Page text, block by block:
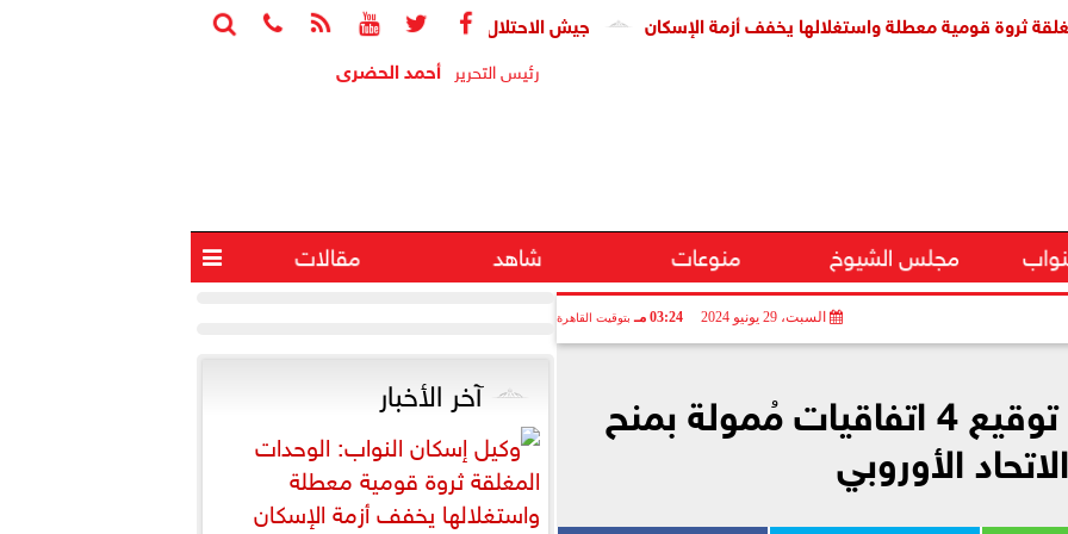





 جيش الاحتلال: مقتل جنديين وإصابة 4 آخرين في انفجار جنوب لبنان قومية معطلة واستغلالها يخفف أزمة الإسكان
رئيس التحرير أحمد الحضرى
مجلس الشيوخ منوعات شاهد مقالات 
السبت، 29 يونيو 2024 03:24 مـ بتوقيت القاهرة
رئيس الوزراء يشهد توقيع 4 اتفاقيات مُمولة بمنح
الأوروبي
آخر الأخبار